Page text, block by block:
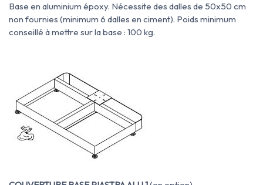
Base en aluminium époxy. Nécessite des dalles de 50x50 cm
non fournies (minimum 6 dalles en ciment). Poids minimum
conseillé à mettre sur la base : 100 kg.